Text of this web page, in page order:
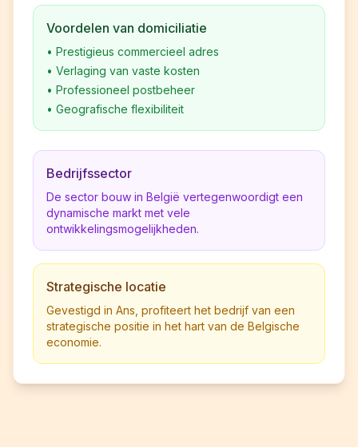
Voordelen van domiciliatie
• Prestigieus commercieel adres
• Verlaging van vaste kosten
• Professioneel postbeheer
• Geografische flexibiliteit
Bedrijfssector
De sector bouw in België vertegenwoordigt een
dynamische markt met vele
ontwikkelingsmogelijkheden.
Strategische locatie
Gevestigd in Ans, profiteert het bedrijf van een
strategische positie in het hart van de Belgische
economie.